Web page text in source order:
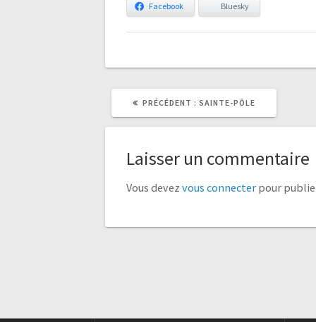
Facebook Bluesky
PRÉCÉDENT :
ARTICLE
PRÉCÉDENT
SAINTE-PÔLE
ARTICLE
SUIVANT
Laisser un commentaire
Vous devezvous connecter pour